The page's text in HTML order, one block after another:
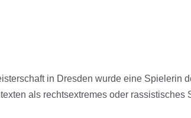
in Dresden wurde eine Spielerin
als rechtsextremes oder rassistisches